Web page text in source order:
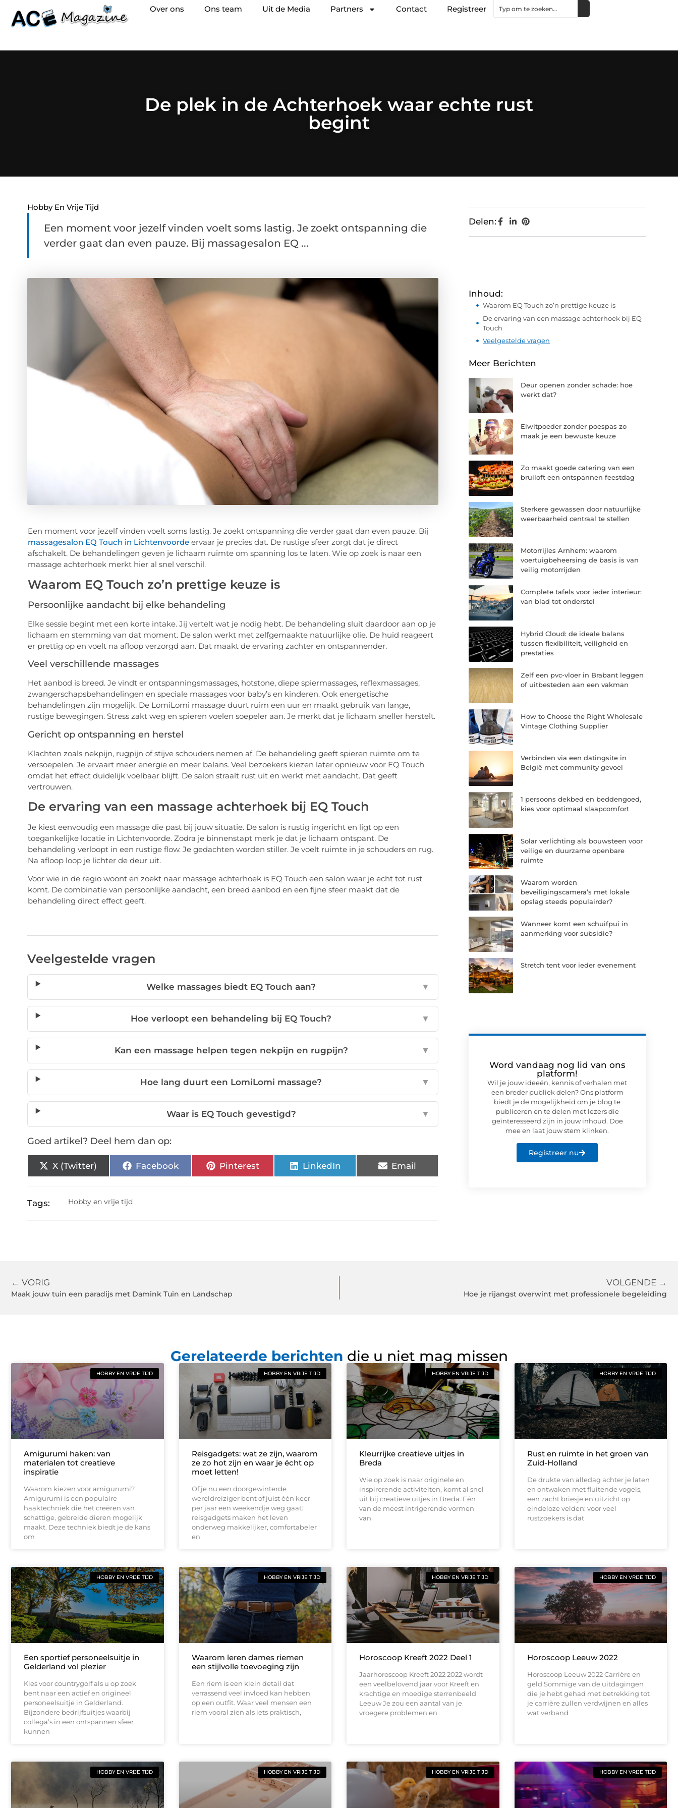
Over ons Ons team Uit de Media Partners Contact Registreer
De plek in de Achterhoek waar echte rust
begint
Hobby En Vrije Tijd
Een moment voor jezelf vinden voelt soms lastig. Je zoekt ontspanning die
verder gaat dan even pauze. Bij massagesalon EQ ...
Een moment voor jezelf vinden voelt soms lastig. Je zoekt ontspanning die verder gaat dan even pauze. Bij
massagesalon EQ Touch in Lichtenvoordeervaar je precies dat. De rustige sfeer zorgt dat je direct
afschakelt. De behandelingen geven je lichaam ruimte om spanning los te laten. Wie op zoek is naar een
massage achterhoek merkt hier al snel verschil.
Waarom EQ Touch zo’n prettige keuze is
Persoonlijke aandacht bij elke behandeling
Elke sessie begint met een korte intake. Jij vertelt wat je nodig hebt. De behandeling sluit daardoor aan op je
lichaam en stemming van dat moment. De salon werkt met zelfgemaakte natuurlijke olie. De huid reageert
er prettig op en voelt na afloop verzorgd aan. Dat maakt de ervaring zachter en ontspannender.
Veel verschillende massages
Het aanbod is breed. Je vindt er ontspanningsmassages, hotstone, diepe spiermassages, reflexmassages,
zwangerschapsbehandelingen en speciale massages voor baby’s en kinderen. Ook energetische
behandelingen zijn mogelijk. De LomiLomi massage duurt ruim een uur en maakt gebruik van lange,
rustige bewegingen. Stress zakt weg en spieren voelen soepeler aan. Je merkt dat je lichaam sneller herstelt.
Gericht op ontspanning en herstel
Klachten zoals nekpijn, rugpijn of stijve schouders nemen af. De behandeling geeft spieren ruimte om te
versoepelen. Je ervaart meer energie en meer balans. Veel bezoekers kiezen later opnieuw voor EQ Touch
omdat het effect duidelijk voelbaar blijft. De salon straalt rust uit en werkt met aandacht. Dat geeft
vertrouwen.
De ervaring van een massage achterhoek bij EQ Touch
Je kiest eenvoudig een massage die past bij jouw situatie. De salon is rustig ingericht en ligt op een
toegankelijke locatie in Lichtenvoorde. Zodra je binnenstapt merk je dat je lichaam ontspant. De
behandeling verloopt in een rustige flow. Je gedachten worden stiller. Je voelt ruimte in je schouders en rug.
Na afloop loop je lichter de deur uit.
Voor wie in de regio woont en zoekt naar massage achterhoek is EQ Touch een salon waar je echt tot rust
komt. De combinatie van persoonlijke aandacht, een breed aanbod en een fijne sfeer maakt dat de
behandeling direct effect geeft.
Veelgestelde vragen
Welke massages biedt EQ Touch aan? ▼
Hoe verloopt een behandeling bij EQ Touch? ▼
Kan een massage helpen tegen nekpijn en rugpijn? ▼
Hoe lang duurt een LomiLomi massage? ▼
Waar is EQ Touch gevestigd? ▼
Goed artikel? Deel hem dan op:
X (Twitter) Facebook Pinterest LinkedIn Email
Tags: Hobby en vrije tijd
Delen:
Inhoud:
Waarom EQ Touch zo’n prettige keuze is
De ervaring van een massage achterhoek bij EQ
Touch
Veelgestelde vragen
Meer Berichten
Deur openen zonder schade: hoe
werkt dat?
Eiwitpoeder zonder poespas zo
maak je een bewuste keuze
Zo maakt goede catering van een
bruiloft een ontspannen feestdag
Sterkere gewassen door natuurlijke
weerbaarheid centraal te stellen
Motorrijles Arnhem: waarom
voertuigbeheersing de basis is van
veilig motorrijden
Complete tafels voor ieder interieur:
van blad tot onderstel
Hybrid Cloud: de ideale balans
tussen flexibiliteit, veiligheid en
prestaties
Zelf een pvc-vloer in Brabant leggen
of uitbesteden aan een vakman
How to Choose the Right Wholesale
Vintage Clothing Supplier
Verbinden via een datingsite in
België met community gevoel
1 persoons dekbed en beddengoed,
kies voor optimaal slaapcomfort
Solar verlichting als bouwsteen voor
veilige en duurzame openbare
ruimte
Waarom worden
beveiligingscamera’s met lokale
opslag steeds populairder?
Wanneer komt een schuifpui in
aanmerking voor subsidie?
Stretch tent voor ieder evenement
Word vandaag nog lid van ons
platform!
Wil je jouw ideeën, kennis of verhalen met
een breder publiek delen? Ons platform
biedt je de mogelijkheid om je blog te
publiceren en te delen met lezers die
geïnteresseerd zijn in jouw inhoud. Doe
mee en laat jouw stem klinken.
Registreer nu
← VORIG
Maak jouw tuin een paradijs met Damink Tuin en Landschap
VOLGENDE →
Hoe je rijangst overwint met professionele begeleiding
Gerelateerde berichten die u niet mag missen
HOBBY EN VRIJE TIJD
Amigurumi haken: van
materialen tot creatieve
inspiratie
Waarom kiezen voor amigurumi?
Amigurumi is een populaire
haaktechniek die het creëren van
schattige, gebreide dieren mogelijk
maakt. Deze techniek biedt je de kans
om
HOBBY EN VRIJE TIJD
Reisgadgets: wat ze zijn, waarom
ze zo hot zijn en waar je écht op
moet letten!
Of je nu een doorgewinterde
wereldreiziger bent of juist één keer
per jaar een weekendje weg gaat:
reisgadgets maken het leven
onderweg makkelijker, comfortabeler
en
HOBBY EN VRIJE TIJD
Kleurrijke creatieve uitjes in
Breda
Wie op zoek is naar originele en
inspirerende activiteiten, komt al snel
uit bij creatieve uitjes in Breda. Eén
van de meest intrigerende vormen
van
HOBBY EN VRIJE TIJD
Rust en ruimte in het groen van
Zuid-Holland
De drukte van alledag achter je laten
en ontwaken met fluitende vogels,
een zacht briesje en uitzicht op
eindeloze velden: voor veel
rustzoekers is dat
HOBBY EN VRIJE TIJD
Een sportief personeelsuitje in
Gelderland vol plezier
Kies voor countrygolf als u op zoek
bent naar een actief en origineel
personeelsuitje in Gelderland.
Bijzondere bedrijfsuitjes waarbij
collega’s in een ontspannen sfeer
kunnen
HOBBY EN VRIJE TIJD
Waarom leren dames riemen
een stijlvolle toevoeging zijn
Een riem is een klein detail dat
verrassend veel invloed kan hebben
op een outfit. Waar veel mensen een
riem vooral zien als iets praktisch,
HOBBY EN VRIJE TIJD
Horoscoop Kreeft 2022 Deel 1
Jaarhoroscoop Kreeft 2022 2022 wordt
een veelbelovend jaar voor Kreeft en
krachtige en moedige sterrenbeeld
Leeuw Je zou een aantal van je
vroegere problemen en
HOBBY EN VRIJE TIJD
Horoscoop Leeuw 2022
Horoscoop Leeuw 2022 Carrière en
geld Sommige van de uitdagingen
die je hebt gehad met betrekking tot
je carrière zullen verdwijnen en alles
wat verband
HOBBY EN VRIJE TIJD HOBBY EN VRIJE TIJD HOBBY EN VRIJE TIJD HOBBY EN VRIJE TIJD